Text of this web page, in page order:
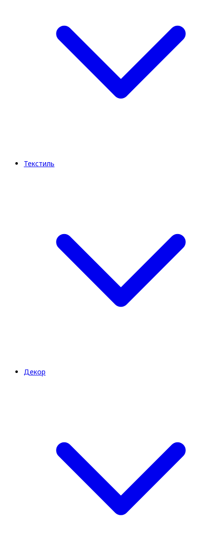
Текстиль
Декор